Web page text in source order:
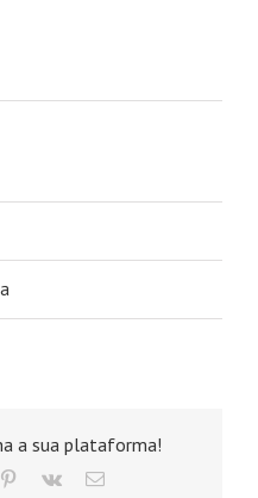
a sua plataforma!
pinterest
vk
Email